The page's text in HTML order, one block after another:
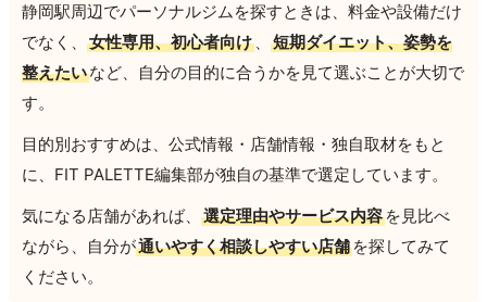
静岡駅周辺でパーソナルジムを探すときは、料金や設備だけ
でなく、
女性専用、初心者向け 、
短期ダイエット、姿勢を
整えたいなど、自分の目的に合うかを見て選ぶことが大切で
す。
目的別おすすめは、公式情報・店舗情報・独自取材をもと
に、FIT PALETTE編集部が独自の基準で選定しています。
気になる店舗があれば、
選定理由やサービス内容 を見比べ
ながら、自分が通いやすく相談しやすい店舗 を探してみて
ください。